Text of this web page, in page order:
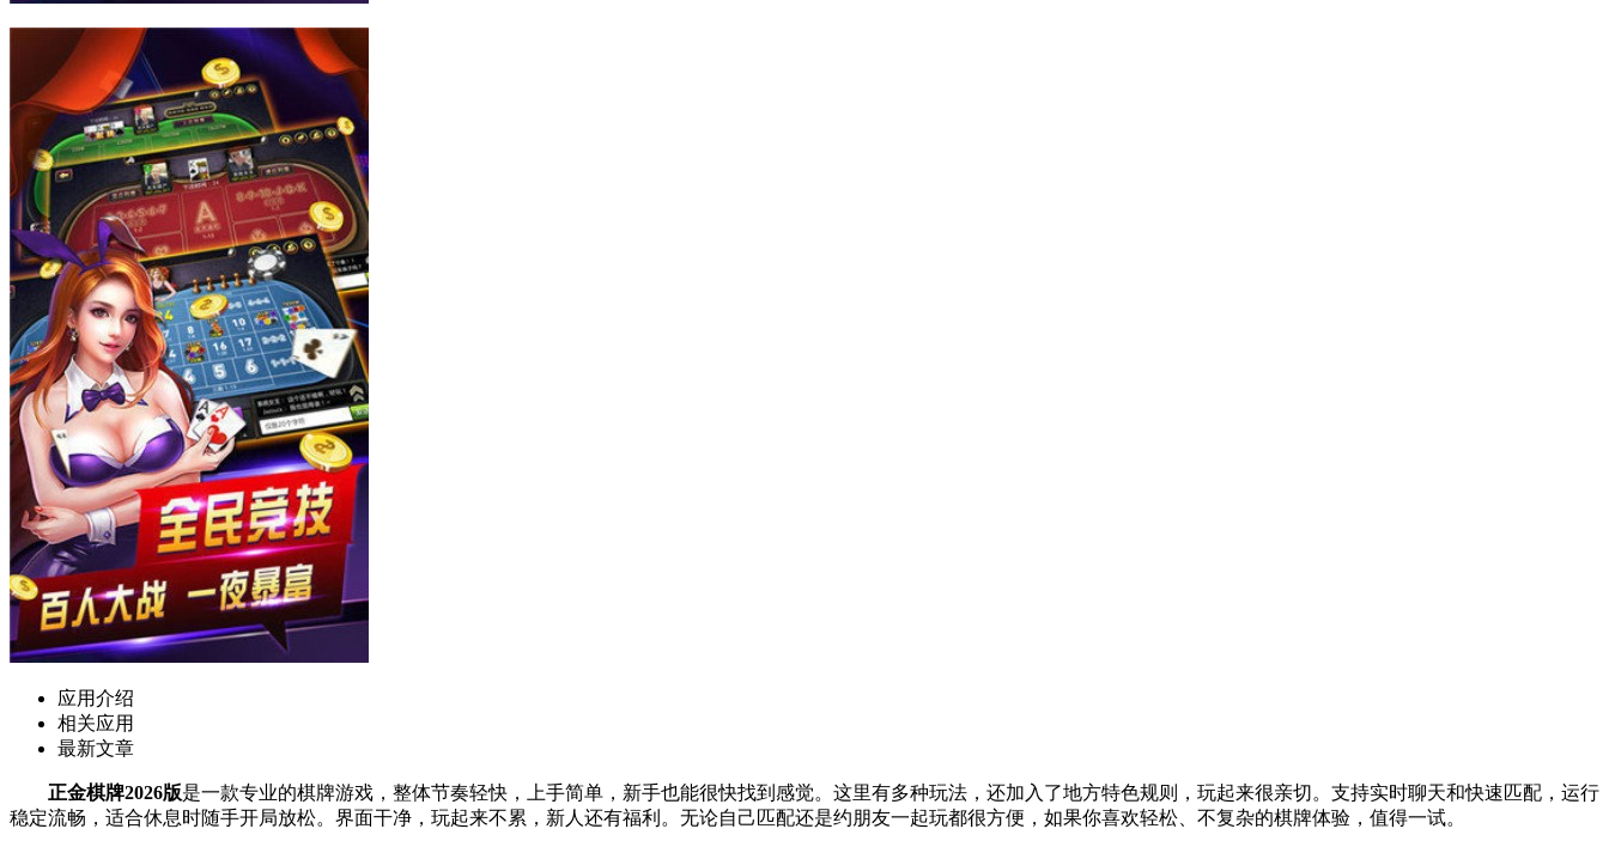
应用介绍
相关应用
最新文章
正金棋牌2026版是一款专业的棋牌游戏，整体节奏轻快，上手简单，新手也能很快找到感觉。这里有多种玩法，还加入了地方特色规则，玩起来很亲切。支持实时聊天和快速匹配，运行
稳定流畅，适合休息时随手开局放松。界面干净，玩起来不累，新人还有福利。无论自己匹配还是约朋友一起玩都很方便，如果你喜欢轻松、不复杂的棋牌体验，值得一试。